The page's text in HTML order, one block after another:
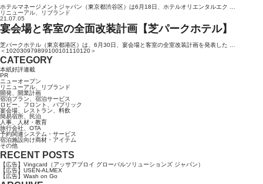
ホテルマネージメントジャパン（東京都渋谷区）は6月18日、ホテルオリエンタルエク …
リニューアル、リブランド
21.07.05
宴会場と客室の全面改装計画【芝パークホテル】
芝パークホテル（東京都港区）は、6月30日、宴会場と客室の全室改装計画を発表した …
＜ 102030979899100101 110120＞
CATEGORY
本紙好評連載
PR
ニューオープン
リニューアル、リブランド
開発、開業計画
宿泊プラン、宿泊サービス
ロビー、フロント、パブリック
宴会場、レストラン、料飲
簡易宿所、民泊
人事、人材・教育
旅行会社、OTA
予約関連システム・サービス
宿泊施設向け商材・アイテム
その他
RECENT POSTS
【広告】Vingcard（アッサアブロイ グローバルソリューションズ ジャパン）
【広告】USEN-ALMEX
【広告】Wash on Go